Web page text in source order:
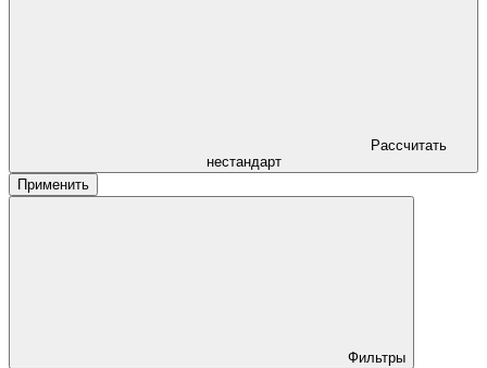
Рассчитать
нестандарт
Применить
Фильтры